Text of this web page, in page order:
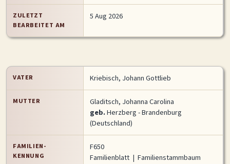
ZULETZT
BEARBEITET AM
5 Aug 2026
VATER Kriebisch, Johann Gottlieb
MUTTER
Gladitsch, Johanna Carolina
geb.Herzberg - Brandenburg
(Deutschland)
FAMILIEN-
KENNUNG
F650
Familienblatt | Familienstammbaum